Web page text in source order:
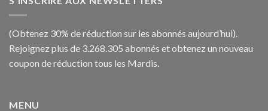
(Obtenez 30% de réduction sur les abonnés aujourd’hui).
Rejoignez plus de 3.268.305 abonnés et obtenez un nouveau
coupon de réduction tous les Mardis.
MENU